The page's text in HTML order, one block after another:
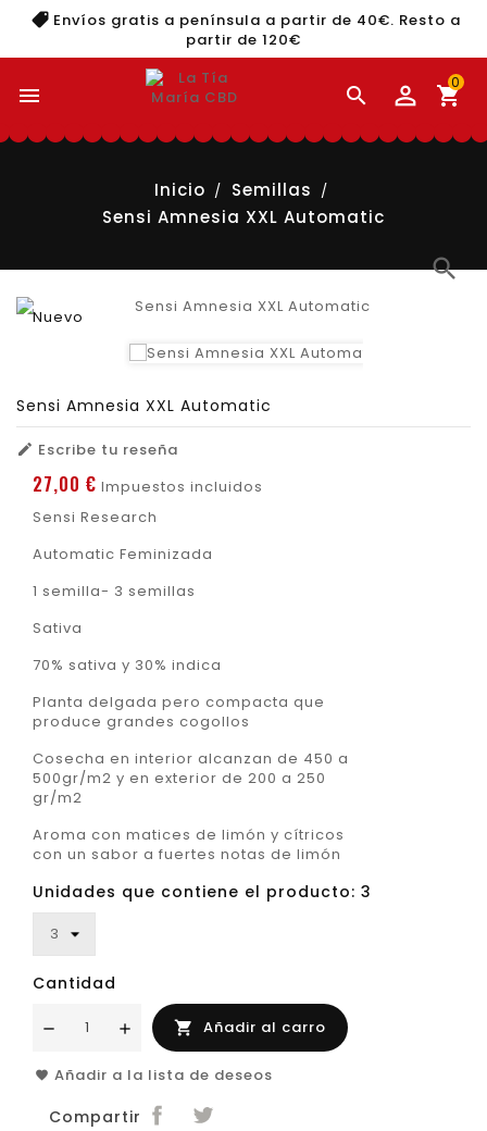
Envíos gratis a península a partir de 40€. Resto a
partir de 120€
  shopping_cart
0
Inicio
Semillas
Sensi Amnesia XXL Automatic
Nuevo
search
Sensi Amnesia XXL Automatic
 Escribe tu reseña
27,00 € Impuestos incluidos
Sensi Research
Automatic Feminizada
1 semilla- 3 semillas
Sativa
70% sativa y 30% indica
Planta delgada pero compacta que
produce grandes cogollos
Cosecha en interior alcanzan de 450 a
500gr/m2 y en exterior de 200 a 250
gr/m2
Aroma con matices de limón y cítricos
con un sabor a fuertes notas de limón
Unidades que contiene el producto: 3
Cantidad
 Añadir al carro
Añadir a la lista de deseos
Compartir